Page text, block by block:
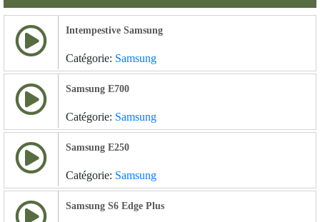
Intempestive Samsung
Catégorie: Samsung
Samsung E700
Catégorie: Samsung
Samsung E250
Catégorie: Samsung
Samsung S6 Edge Plus